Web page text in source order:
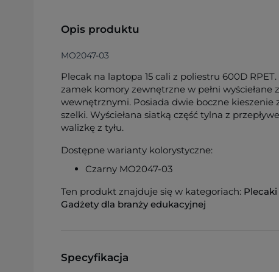
Opis produktu
MO2047-03
Plecak na laptopa 15 cali z poliestru 600D
zamek komory zewnętrzne w pełni wyściełane
wewnętrznymi. Posiada dwie boczne kieszenie
szelki. Wyściełana siatką część tylna z
walizkę z tyłu.
Dostępne warianty kolorystyczne:
Czarny MO2047-03
Ten produkt znajduje się w kategoriach:
Gadżety dla branży edukacyjnej
Specyfikacja